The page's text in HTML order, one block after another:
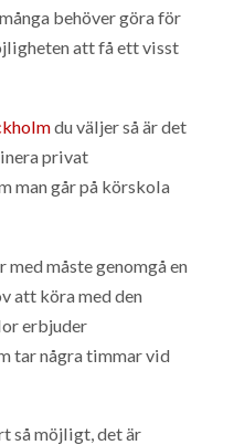
behöver göra för
att få ett visst
du väljer så är det
privat
man går på körskola
med måste genomgå en
att köra med den
erbjuder
tar några timmar vid
så möjligt, det är